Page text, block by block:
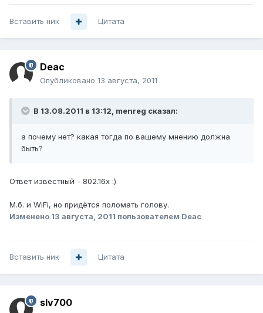
Вставить ник Цитата
Deac
Опубликовано 13 августа, 2011
В 13.08.2011 в 13:12, menreg сказал:
а почему нет? какая тогда по вашему мнению должна
быть?
Ответ известный - 802.16х :)
М.б. и WiFi, но придётся поломать голову.
Изменено 13 августа, 2011 пользователем Deac
Вставить ник Цитата
slv700